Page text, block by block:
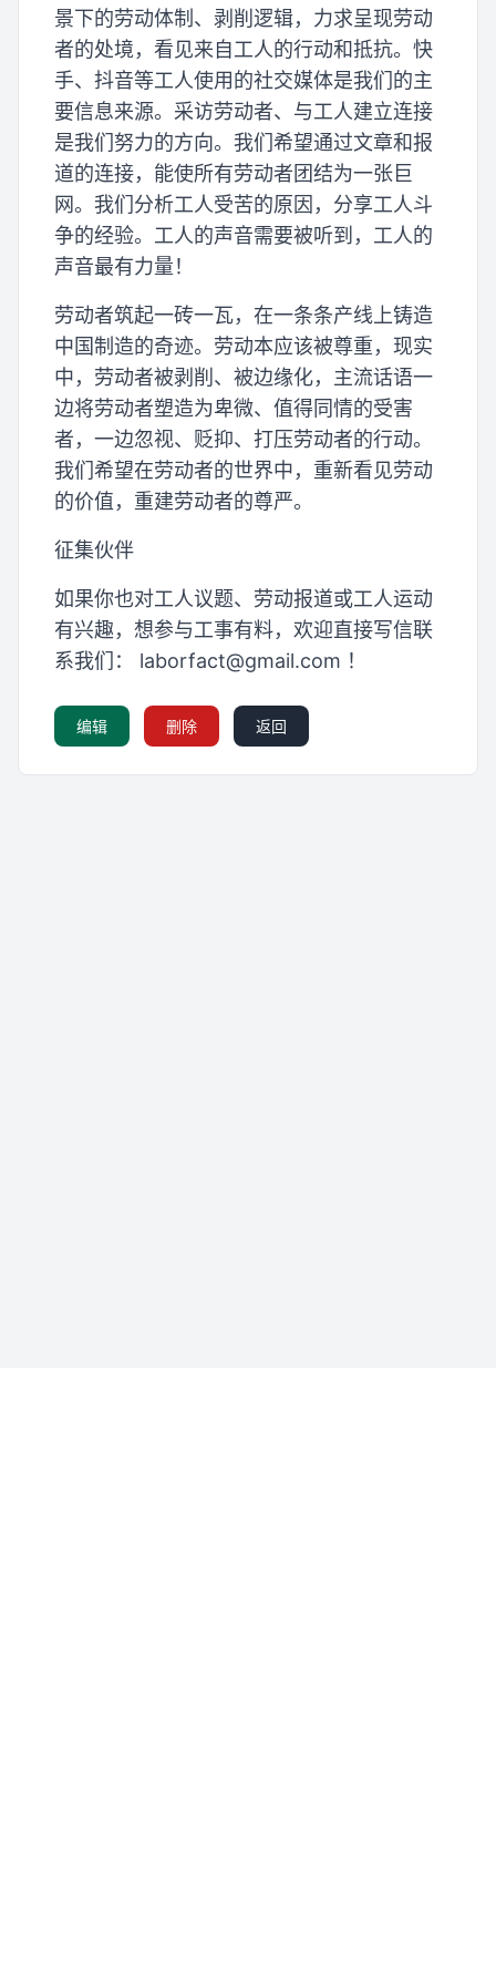
景下的劳动体制、剥削逻辑，力求呈现劳动
者的处境，看见来自工人的行动和抵抗。快
手、抖音等工人使用的社交媒体是我们的主
要信息来源。采访劳动者、与工人建立连接
是我们努力的方向。我们希望通过文章和报
道的连接，能使所有劳动者团结为一张巨
网。我们分析工人受苦的原因，分享工人斗
争的经验。工人的声音需要被听到，工人的
声音最有力量！
劳动者筑起一砖一瓦，在一条条产线上铸造
中国制造的奇迹。劳动本应该被尊重，现实
中，劳动者被剥削、被边缘化，主流话语一
边将劳动者塑造为卑微、值得同情的受害
者，一边忽视、贬抑、打压劳动者的行动。
我们希望在劳动者的世界中，重新看见劳动
的价值，重建劳动者的尊严。
征集伙伴
如果你也对工人议题、劳动报道或工人运动
有兴趣，想参与工事有料，欢迎直接写信联
系我们： laborfact@gmail.com ！
编辑 删除 返回